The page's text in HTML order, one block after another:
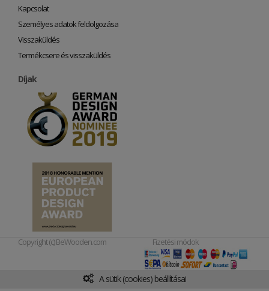
Kapcsolat
Személyes adatok feldolgozása
Visszaküldés
Termékcsere és visszaküldés
Díjak
Copyright (c) BeWooden.com Fizetési módok
A sütik (cookies) beállításai